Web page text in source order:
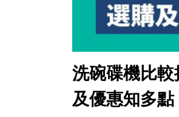
洗碗碟機比
及優惠知多點